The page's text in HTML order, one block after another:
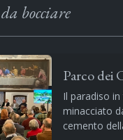
bocciare
Parco dei
Il paradiso
minacciato
cemento